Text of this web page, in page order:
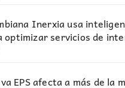
Inerxia usa
servicios de
EPS afecta a más de la